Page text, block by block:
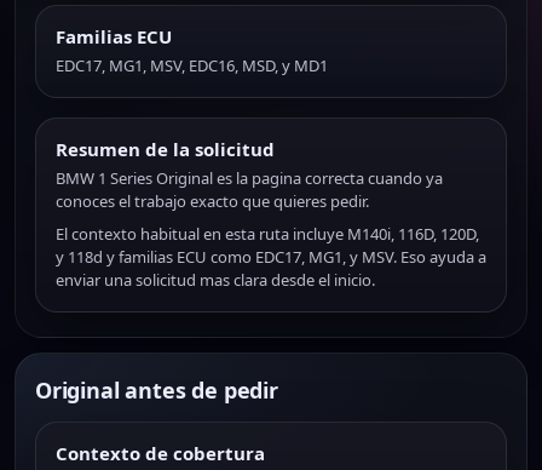
Familias ECU
EDC17, MG1, MSV, EDC16, MSD, y MD1
Resumen de la solicitud
BMW 1 Series Original es la pagina correcta cuando ya
conoces el trabajo exacto que quieres pedir.
El contexto habitual en esta ruta incluye M140i, 116D, 120D,
y 118d y familias ECU como EDC17, MG1, y MSV. Eso ayuda a
enviar una solicitud mas clara desde el inicio.
Original antes de pedir
Contexto de cobertura